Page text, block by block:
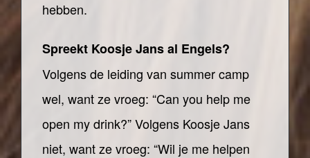
hebben.
Spreekt Koosje Jans al Engels?
Volgens de leiding van summer camp
wel, want ze vroeg: “Can you help me
open my drink?” Volgens Koosje Jans
niet, want ze vroeg: “Wil je me helpen